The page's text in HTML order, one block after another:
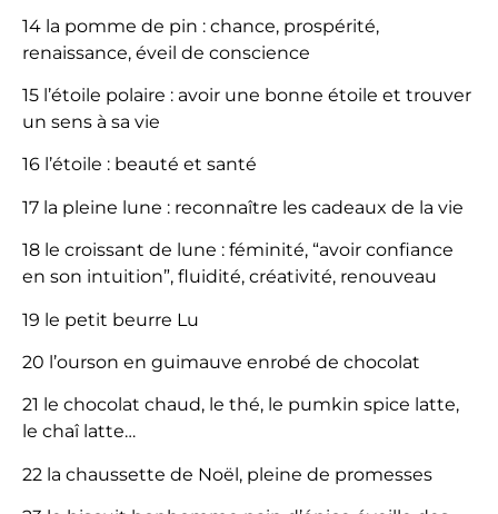
14 la pomme de pin : chance, prospérité,
renaissance, éveil de conscience
15 l’étoile polaire : avoir une bonne étoile et trouver
un sens à sa vie
16 l’étoile : beauté et santé
17 la pleine lune : reconnaître les cadeaux de la vie
18 le croissant de lune : féminité, “avoir confiance
en son intuition”, fluidité, créativité, renouveau
19 le petit beurre Lu
20 l’ourson en guimauve enrobé de chocolat
21 le chocolat chaud, le thé, le pumkin spice latte,
le chaî latte…
22 la chaussette de Noël, pleine de promesses